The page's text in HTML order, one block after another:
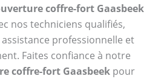
coffre-fort Gaasbeek
nos techniciens qualifiés,
assistance professionnelle et
Faites confiance à notre
coffre-fort Gaasbeek pour